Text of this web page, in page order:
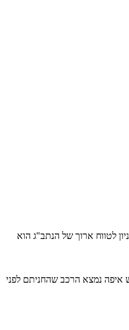
לטווח ארוך של הנתב"ג הוא
איפה נמצא הרכב שהחניתם לפני